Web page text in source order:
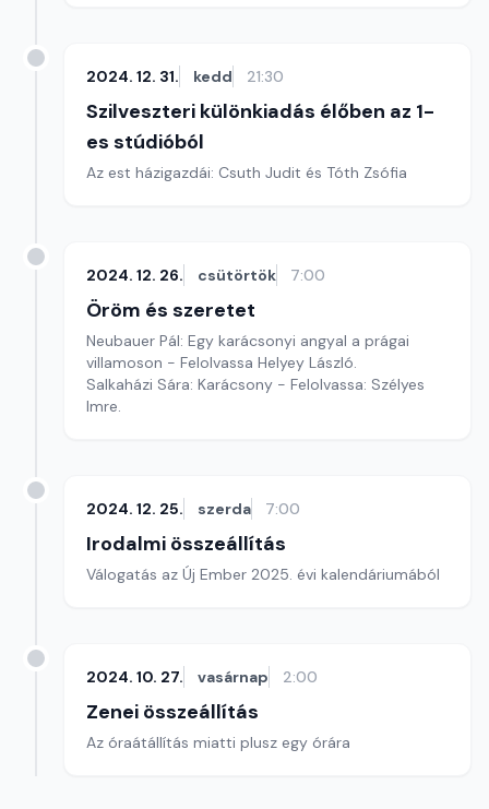
2024. 12. 31. kedd 21:30
Szilveszteri különkiadás élőben az 1-
es stúdióból
Az est házigazdái: Csuth Judit és Tóth Zsófia
2024. 12. 26. csütörtök 7:00
Öröm és szeretet
Neubauer Pál: Egy karácsonyi angyal a prágai
villamoson - Felolvassa Helyey László.
Salkaházi Sára: Karácsony - Felolvassa: Szélyes
Imre.
2024. 12. 25. szerda 7:00
Irodalmi összeállítás
Válogatás az Új Ember 2025. évi kalendáriumából
2024. 10. 27. vasárnap 2:00
Zenei összeállítás
Az óraátállítás miatti plusz egy órára